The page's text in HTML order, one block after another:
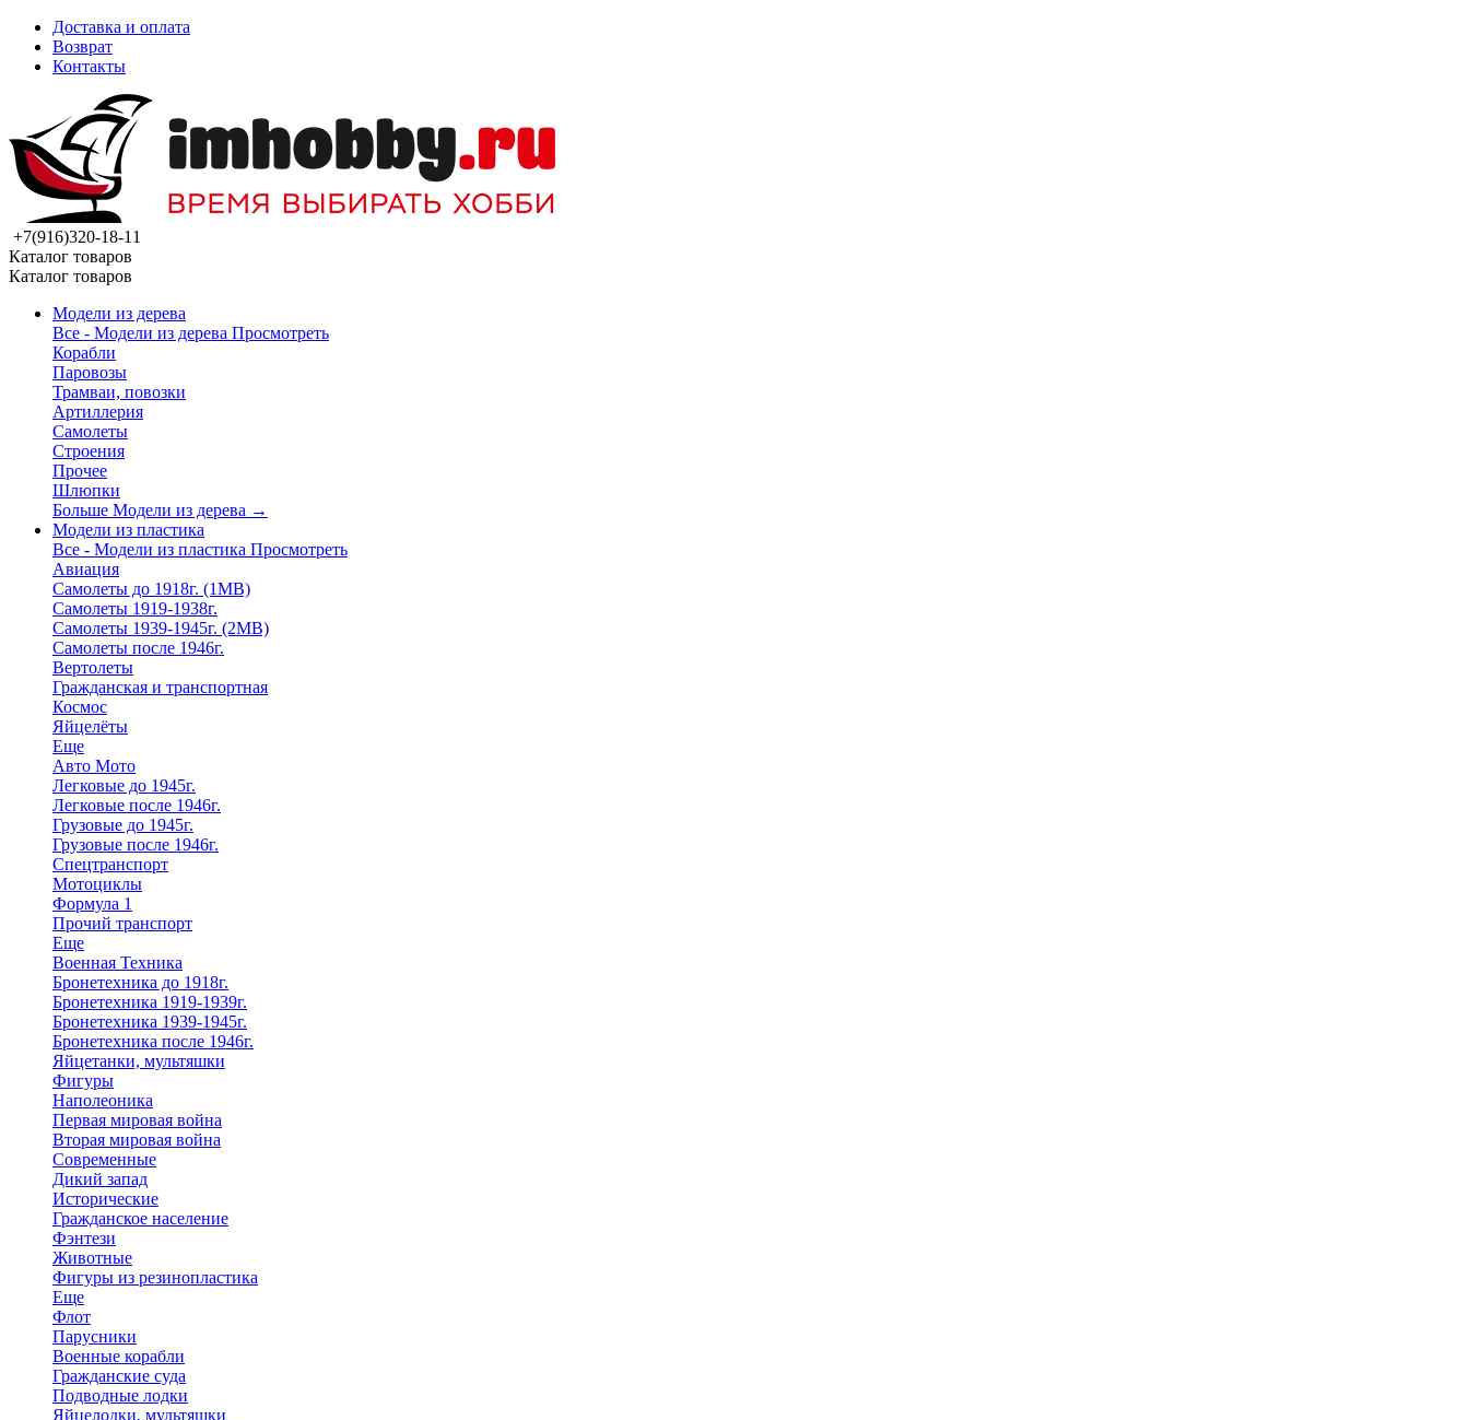
Доставка и оплата
Возврат
Контакты
+7(916)320-18-11
Каталог товаров
Каталог товаров
Модели из дерева
Все - Модели из дерева Просмотреть
Корабли
Паровозы
Трамваи, повозки
Артиллерия
Самолеты
Строения
Прочее
Шлюпки
Больше Модели из дерева →
Модели из пластика
Все - Модели из пластика Просмотреть
Авиация
Самолеты до 1918г. (1МВ)
Самолеты 1919-1938г.
Самолеты 1939-1945г. (2МВ)
Самолеты после 1946г.
Вертолеты
Гражданская и транспортная
Космос
Яйцелёты
Еще
Авто Мото
Легковые до 1945г.
Легковые после 1946г.
Грузовые до 1945г.
Грузовые после 1946г.
Спецтранспорт
Мотоциклы
Формула 1
Прочий транспорт
Еще
Военная Техника
Бронетехника до 1918г.
Бронетехника 1919-1939г.
Бронетехника 1939-1945г.
Бронетехника после 1946г.
Яйцетанки, мультяшки
Фигуры
Наполеоника
Первая мировая война
Вторая мировая война
Современные
Дикий запад
Исторические
Гражданское население
Фэнтези
Животные
Фигуры из резинопластика
Еще
Флот
Парусники
Военные корабли
Гражданские суда
Подводные лодки
Яйцелодки, мультяшки